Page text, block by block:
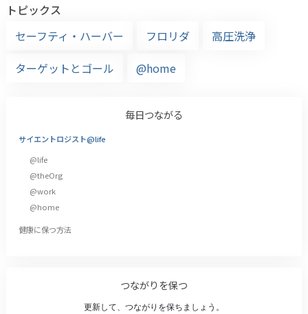
トピックス
セーフティ・ハーバー
フロリダ
高圧洗浄
ターゲットとゴール
@home
毎日つながる
サイエントロジスト@life
@life
@theOrg
@work
@home
健康に保つ方法
つながりを保つ
更新して、つながりを保ちましょう。